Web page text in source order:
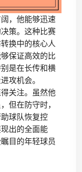
，他能够迅速
策。这种比赛
换中的核心人
保证高效的比
是在长传和横
攻机会。
关注。虽然他
但在防守时，
球队恢复控
出的全面能
目的年轻球员